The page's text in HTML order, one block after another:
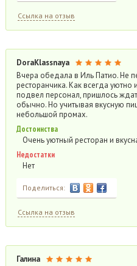
Ссылка на отзыв
DoraKlassnaya
Вчера обедала в Иль Патио. Не
ресторанчика. Как всегда уютно
подвел персонал, пришлось
обычно. Но учитывая вкусную
небольшой промах.
Достоинства
Очень уютный ресторан и
Недостатки
Нет
Поделиться:
Ссылка на отзыв
Галина